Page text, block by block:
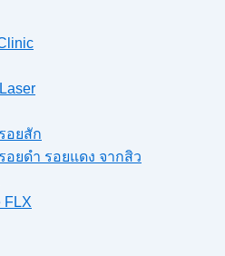
อยสัก
อยดำ รอยแดง จากสิว
FLX